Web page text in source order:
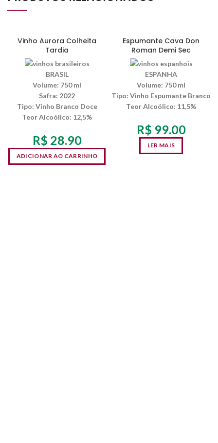
Vinho Aurora Colheita
Tardia
BRASIL
Volume: 750 ml
Safra: 2022
Tipo: Vinho Branco Doce
Teor Alcoólico: 12,5%
R$ 28.90
ADICIONAR AO CARRINHO
Espumante Cava Don
Roman Demi Sec
ESPANHA
Volume: 750 ml
Tipo: Vinho Espumante Branco
Teor Alcoólico: 11,5%
R$ 99.00
LER MAIS